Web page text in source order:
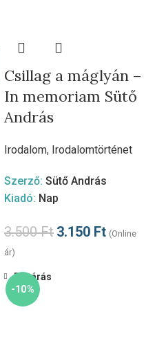
Csillag a máglyán –
In memoriam Sütő
András
Irodalom, Irodalomtörténet
Szerző: Sütő András
Kiadó: Nap
3.500Ft 3.150 Ft (Online
ár)
-10%
Bezárás